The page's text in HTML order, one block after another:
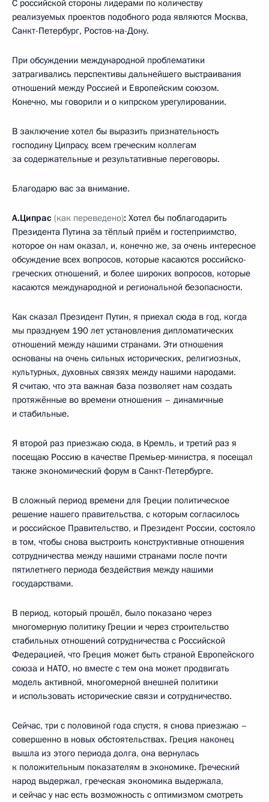
С российской стороны лидерами по количеству
реализуемых проектов подобного рода являются Москва,
Санкт-Петербург, Ростов-на-Дону.
При обсуждении международной проблематики
затрагивались перспективы дальнейшего выстраивания
отношений между Россией и Европейским союзом.
Конечно, мы говорили и о кипрском урегулировании.
В заключение хотел бы выразить признательность
господину Ципрасу, всем греческим коллегам
за содержательные и результативные переговоры.
Благодарю вас за внимание.
А.Ципрас (как переведено): Хотел бы поблагодарить
Президента Путина за тёплый приём и гостеприимство,
которое он нам оказал, и, конечно же, за очень интересное
обсуждение всех вопросов, которые касаются российско-
греческих отношений, и более широких вопросов, которые
касаются международной и региональной безопасности.
Как сказал Президент Путин, я приехал сюда в год, когда
мы празднуем 190 лет установления дипломатических
отношений между нашими странами. Эти отношения
основаны на очень сильных исторических, религиозных,
культурных, духовных связях между нашими народами.
Я считаю, что эта важная база позволяет нам создать
протяжённые во времени отношения – динамичные
и стабильные.
Я второй раз приезжаю сюда, в Кремль, и третий раз я
посещаю Россию в качестве Премьер-министра, я посещал
также экономический форум в Санкт-Петербурге.
В сложный период времени для Греции политическое
решение нашего правительства, с которым согласилось
и российское Правительство, и Президент России, состояло
в том, чтобы снова выстроить конструктивные отношения
сотрудничества между нашими странами после почти
пятилетнего периода бездействия между нашими
государствами.
В период, который прошёл, было показано через
многомерную политику Греции и через строительство
стабильных отношений сотрудничества с Российской
Федерацией, что Греция может быть страной Европейского
союза и НАТО, но вместе с тем она может продвигать
модель активной, многомерной внешней политики
и использовать исторические связи и сотрудничество.
Сейчас, три с половиной года спустя, я снова приезжаю –
совершенно в новых обстоятельствах. Греция наконец
вышла из этого периода долга, она вернулась
к положительным показателям в экономике. Греческий
народ выдержал, греческая экономика выдержала,
и сейчас у нас есть возможность с оптимизмом смотреть